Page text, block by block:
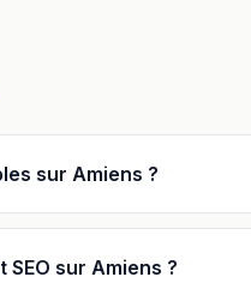
sur Amiens ?
sur Amiens ?